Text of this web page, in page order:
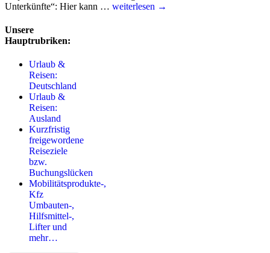
Unterkünfte“: Hier kann … weiterlesen →
Unsere
Hauptrubriken:
Urlaub &
Reisen:
Deutschland
Urlaub &
Reisen:
Ausland
Kurzfristig
freigewordene
Reiseziele
bzw.
Buchungslücken
Mobilitätsprodukte-,
Kfz
Umbauten-,
Hilfsmittel-,
Lifter und
mehr…